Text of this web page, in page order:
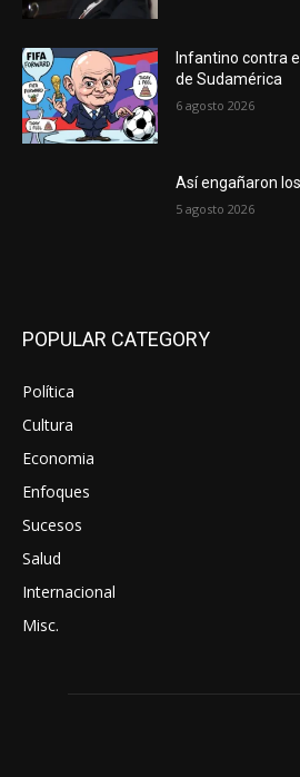
Infantino contra
de Sudamérica
6 agosto 2026
Así engañaron
5 agosto 2026
POPULAR CATEGORY
Política
Cultura
Economia
Enfoques
Sucesos
Salud
Internacional
Misc.